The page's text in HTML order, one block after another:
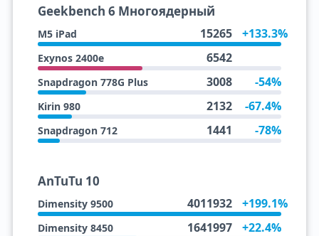
Geekbench 6 Многоядерный
M5 iPad 15265 +133.3%
Exynos 2400e 6542
Snapdragon 778G Plus 3008 -54%
Kirin 980 2132 -67.4%
Snapdragon 712 1441 -78%
AnTuTu 10
Dimensity 9500 4011932 +199.1%
Dimensity 8450 1641997 +22.4%